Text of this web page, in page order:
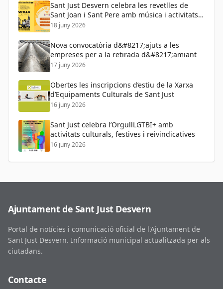
Sant Just Desvern celebra les revetlles de
Sant Joan i Sant Pere amb música i activitats
per a tots els públics
18 juny 2026
Nova convocatòria d&#8217;ajuts a les
empreses per a la retirada d&#8217;amiant
17 juny 2026
Obertes les inscripcions d’estiu de la Xarxa
d’Equipaments Culturals de Sant Just
16 juny 2026
Sant Just celebra l’OrgullLGTBI+ amb
activitats culturals, festives i reivindicatives
16 juny 2026
Ajuntament de Sant Just Desvern
Portal de notícies i comunicació oficial de l'Ajuntament de
Sant Just Desvern. Informació municipal actualitzada per als
ciutadans.
Contacte